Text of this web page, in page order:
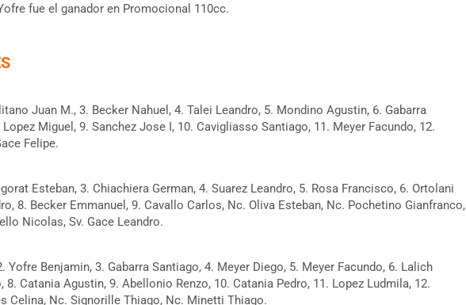
fue el ganador en Promocional 110cc.
Juan M., 3. Becker Nahuel, 4. Talei Leandro, 5. Mondino Agustin, 6. Gabarra
Miguel, 9. Sanchez Jose I, 10. Cavigliasso Santiago, 11. Meyer Facundo, 12.
Felipe.
Esteban, 3. Chiachiera German, 4. Suarez Leandro, 5. Rosa Francisco, 6. Ortolani
8. Becker Emmanuel, 9. Cavallo Carlos, Nc. Oliva Esteban, Nc. Pochetino Gianfranco,
Nicolas, Sv. Gace Leandro.
Yofre Benjamin, 3. Gabarra Santiago, 4. Meyer Diego, 5. Meyer Facundo, 6. Lalich
8. Catania Agustin, 9. Abellonio Renzo, 10. Catania Pedro, 11. Lopez Ludmila, 12.
Celina, Nc. Signorille Thiago, Nc. Minetti Thiago.